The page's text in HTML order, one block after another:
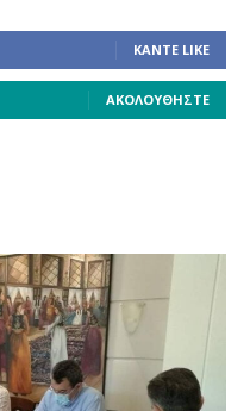
ΚΆΝΤΕ LIKE
ΑΚΟΛΟΥΘΉΣΤΕ